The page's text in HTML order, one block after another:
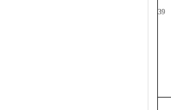
39